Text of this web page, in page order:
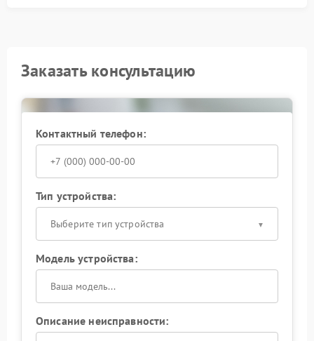
Заказать консультацию
Контактный телефон:
Тип устройства:
Выберите тип устройства
Модель устройства:
Описание неисправности: